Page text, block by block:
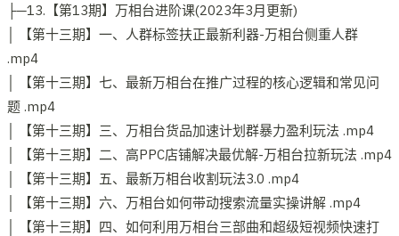
├─13.【第13期】万相台进阶课(2023年3月更新)
│ 【第十三期】一、人群标签扶正最新利器-万相台侧重人群
.mp4
│ 【第十三期】七、最新万相台在推广过程的核心逻辑和常见问
题 .mp4
│ 【第十三期】三、万相台货品加速计划群暴力盈利玩法 .mp4
│ 【第十三期】二、高PPC店铺解决最优解-万相台拉新玩法 .mp4
│ 【第十三期】五、最新万相台收割玩法3.0 .mp4
│ 【第十三期】六、万相台如何带动搜索流量实操讲解 .mp4
│ 【第十三期】四、如何利用万相台三部曲和超级短视频快速打